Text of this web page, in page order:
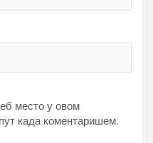
место у овом
када коментаришем.